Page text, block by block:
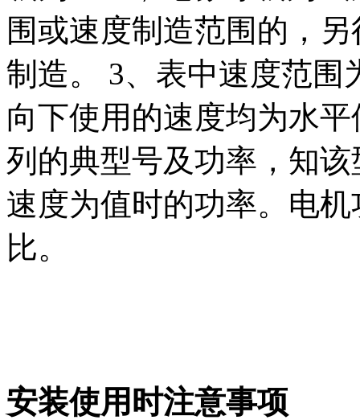
围或速度制造范围的，
制造。
3、表中速度范围
向下使用的速度均为水
列的典型号及功率，知
速度为值时的功率。电
比。
安装使用时注意事项